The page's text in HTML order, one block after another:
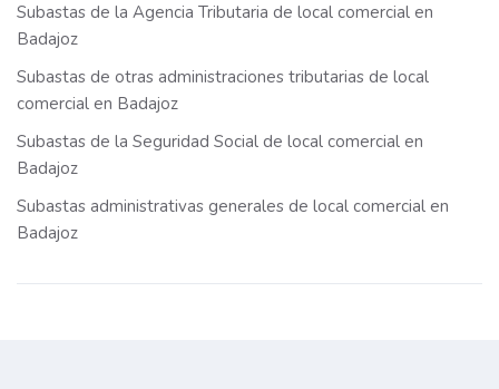
Subastas de la Agencia Tributaria de local comercial en
Badajoz
Subastas de otras administraciones tributarias de local
comercial en Badajoz
Subastas de la Seguridad Social de local comercial en
Badajoz
Subastas administrativas generales de local comercial en
Badajoz